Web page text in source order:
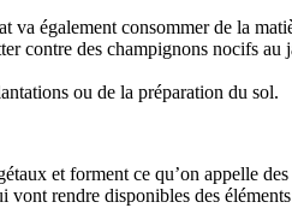
également consommer de la
contre des champignons nocifs au
ou de la préparation du sol.
et forment ce qu’on appelle
rendre disponibles des